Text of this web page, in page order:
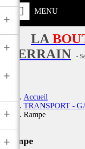
MENU
+
+
+
+
+
LA
TERRAIN
-
Accueil
TRANSPORT -
Rampe
Rampe